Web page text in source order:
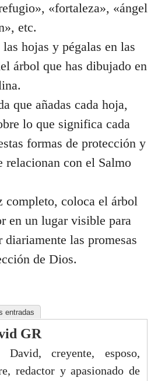
«fortaleza», «ángel
etc.
hojas y pégalas en las
árbol que has dibujado en
que añadas cada hoja,
lo que significa cada
formas de protección y
relacionan con el Salmo
completo, coloca el árbol
en un lugar visible para
diariamente las promesas
de Dios.
entradas
GR
David, creyente, esposo,
redactor y apasionado de